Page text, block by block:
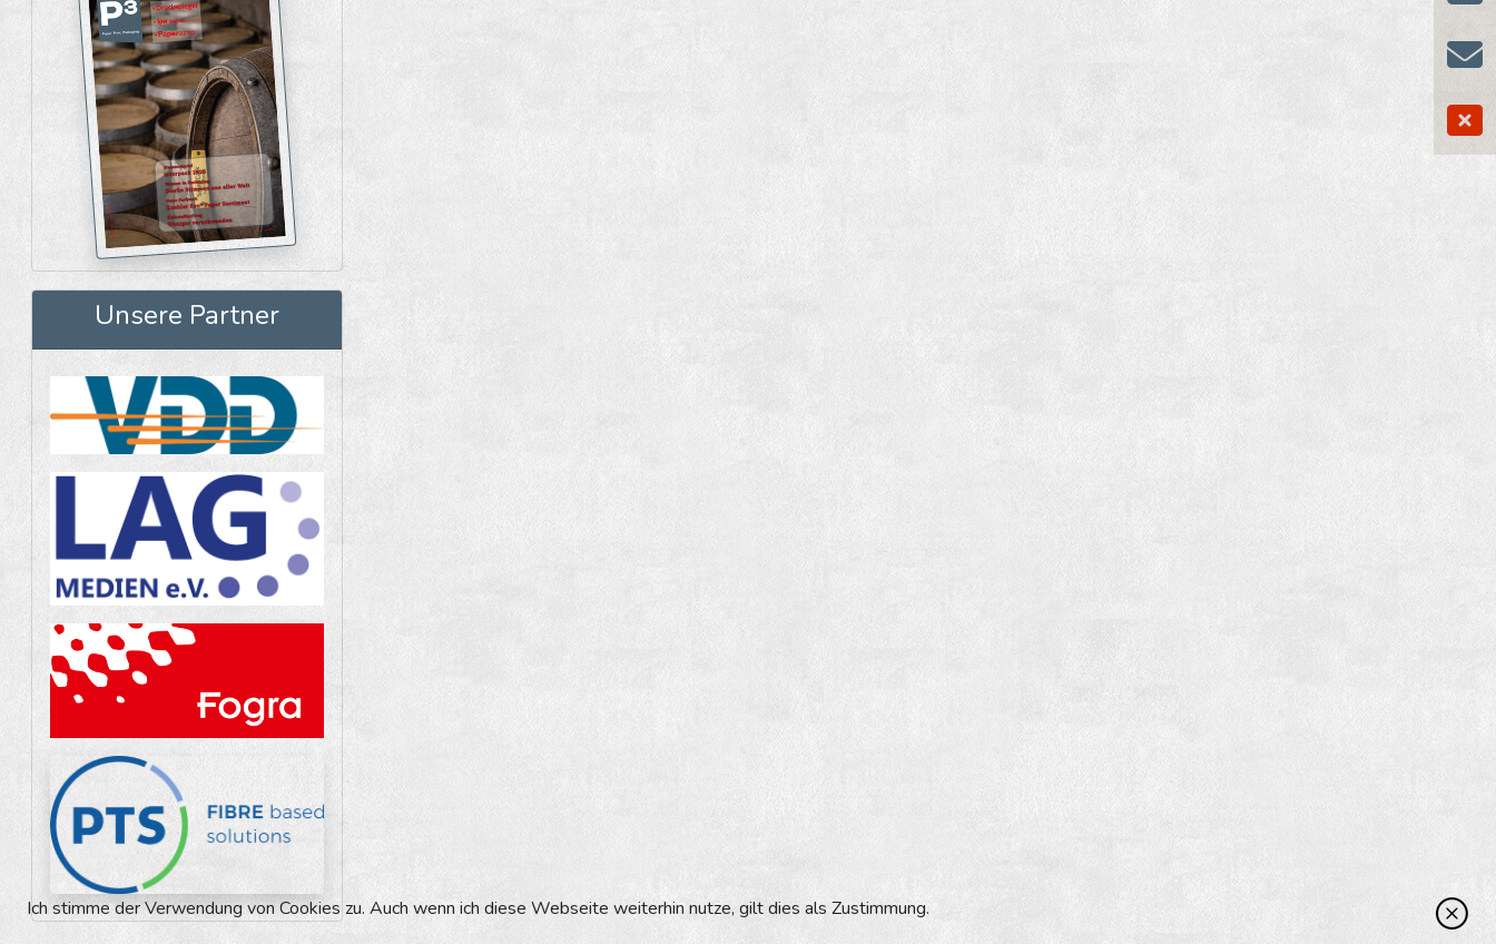
Unsere Partner
Ich stimme der Verwendung von Cookies zu. Auch wenn ich diese Webseite weiterhin nutze, gilt dies als Zustimmung.